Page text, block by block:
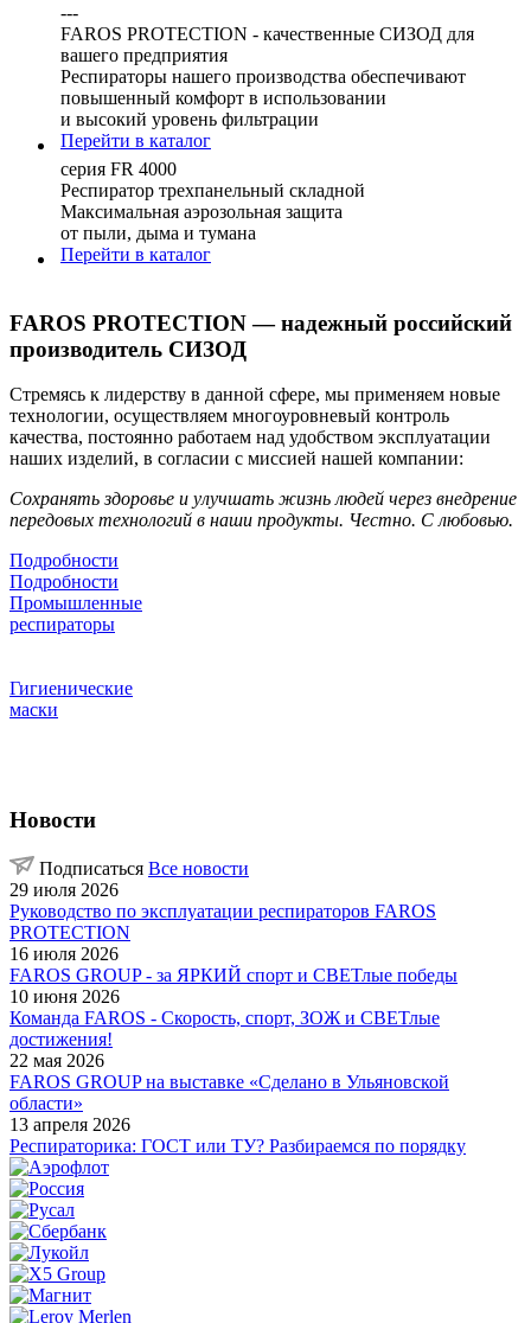
---
FAROS PROTECTION - качественные СИЗОД для
вашего предприятия
Респираторы нашего производства обеспечивают
повышенный комфорт в использовании
и высокий уровень фильтрации
Перейти в каталог
серия FR 4000
Респиратор трехпанельный складной
Максимальная аэрозольная защита
от пыли, дыма и тумана
Перейти в каталог
FAROS PROTECTION — надежный российский
производитель СИЗОД
Стремясь к лидерству в данной сфере, мы применяем новые
технологии, осуществляем многоуровневый контроль
качества, постоянно работаем над удобством эксплуатации
наших изделий, в согласии с миссией нашей компании:
Сохранять здоровье и улучшать жизнь людей через внедрение
передовых технологий в наши продукты. Честно. С любовью.
Подробности
Подробности
Промышленные
респираторы
Гигиенические
маски
Новости
Подписаться Все новости
29 июля 2026
Руководство по эксплуатации респираторов FAROS
PROTECTION
16 июля 2026
FAROS GROUP - за ЯРКИЙ спорт и СВЕТлые победы
10 июня 2026
Команда FAROS - Скорость, спорт, ЗОЖ и СВЕТлые
достижения!
22 мая 2026
FAROS GROUP на выставке «Сделано в Ульяновской
области»
13 апреля 2026
Респираторика: ГОСТ или ТУ? Разбираемся по порядку